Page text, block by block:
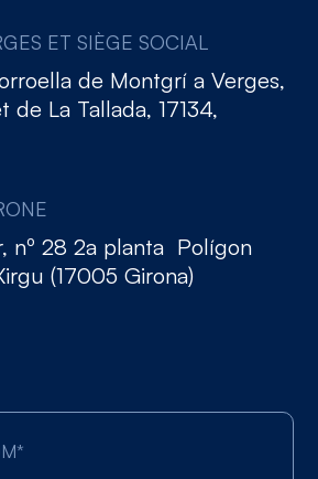
ET SIÈGE SOCIAL
de Montgrí a Verges,
de La Tallada, 17134,
nº 28 2a planta Polígon
(17005 Girona)